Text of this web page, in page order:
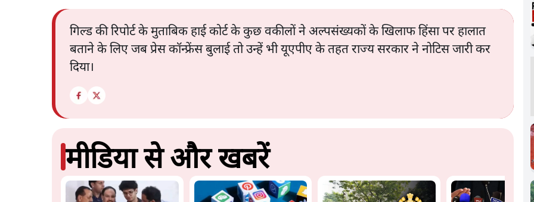
गिल्ड की रिपोर्ट के मुताबिक हाई कोर्ट के कुछ वकीलों ने अल्पसंख्यकों के खिलाफ हिंसा पर हालात
बताने के लिए जब प्रेस कॉन्फ्रेंस बुलाई तो उन्हें भी यूएपीए के तहत राज्य सरकार ने नोटिस जारी कर
दिया।
मीडिया से और खबरें